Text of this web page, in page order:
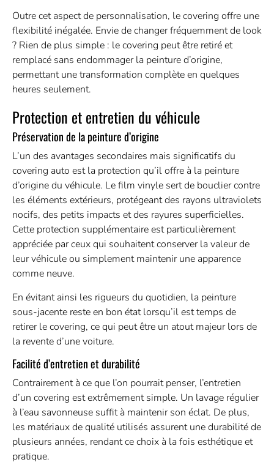
Outre cet aspect de personnalisation, le covering offre une
flexibilité inégalée. Envie de changer fréquemment de look
? Rien de plus simple : le covering peut être retiré et
remplacé sans endommager la peinture d’origine,
permettant une transformation complète en quelques
heures seulement.
Protection et entretien du véhicule
Préservation de la peinture d’origine
L’un des avantages secondaires mais significatifs du
covering auto est la protection qu’il offre à la peinture
d’origine du véhicule. Le film vinyle sert de bouclier contre
les éléments extérieurs, protégeant des rayons ultraviolets
nocifs, des petits impacts et des rayures superficielles.
Cette protection supplémentaire est particulièrement
appréciée par ceux qui souhaitent conserver la valeur de
leur véhicule ou simplement maintenir une apparence
comme neuve.
En évitant ainsi les rigueurs du quotidien, la peinture
sous-jacente reste en bon état lorsqu’il est temps de
retirer le covering, ce qui peut être un atout majeur lors de
la revente d’une voiture.
Facilité d’entretien et durabilité
Contrairement à ce que l’on pourrait penser, l’entretien
d’un covering est extrêmement simple. Un lavage régulier
à l’eau savonneuse suffit à maintenir son éclat. De plus,
les matériaux de qualité utilisés assurent une durabilité de
plusieurs années, rendant ce choix à la fois esthétique et
pratique.